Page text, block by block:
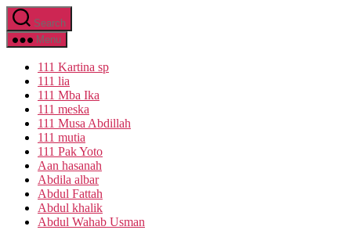
Skip
to
the
Search
Menu
111 Kartina sp
111 lia
111 Mba Ika
111 meska
111 Musa Abdillah
111 mutia
111 Pak Yoto
Aan hasanah
Abdila albar
Abdul Fattah
Abdul khalik
Abdul Wahab Usman